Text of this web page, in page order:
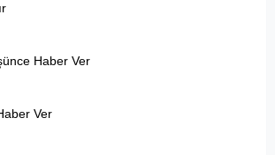
Haber Ver
Ver